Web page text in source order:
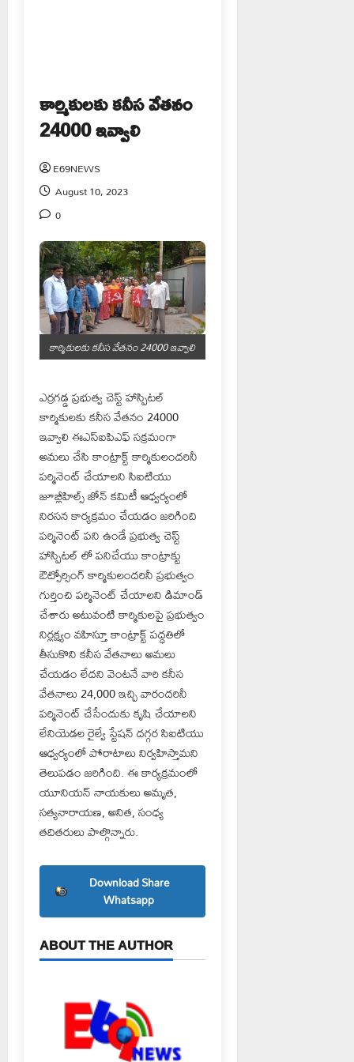
కార్మికులకు కనీస వేతనం
24000 ఇవ్వాలి
E69NEWS
August 10, 2023
0
కార్మికులకు కనీస వేతనం 24000 ఇవ్వాలి
ఎర్రగడ్డ ప్రభుత్వ చెస్ట్ హాస్పిటల్
కార్మికులకు కనీస వేతనం 24000
ఇవ్వాలి ఈఎస్ఐపిఎఫ్ సక్రమంగా
అమలు చేసి కాంట్రాక్ట్ కార్మికులందరినీ
పర్మినెంట్ చేయాలని సిఐటియు
జూబ్లీహిల్స్ జోన్ కమిటీ ఆధ్వర్యంలో
నిరసన కార్యక్రమం చేయడం జరిగింది
పర్మినెంట్ పని ఉండే ప్రభుత్వ చెస్ట్
హాస్పిటల్ లో పనిచేయు కాంట్రాక్టు
ఔట్సోర్సింగ్ కార్మికులందరినీ ప్రభుత్వం
గుర్తించి పర్మినెంట్ చేయాలని డిమాండ్
చేశారు అటువంటి కార్మికులపై ప్రభుత్వం
నిర్లక్ష్యం వహిస్తూ కాంట్రాక్ట్ పద్ధతిలో
తీసుకొని కనీస వేతనాలు అమలు
చేయడం లేదని వెంటనే వారి కనీస
వేతనాలు 24,000 ఇచ్చి వారందరినీ
పర్మినెంట్ చేసేందుకు కృషి చేయాలని
లేనియెడల రైల్వే స్టేషన్ దగ్గర సిఐటియు
ఆధ్వర్యంలో పోరాటాలు నిర్వహిస్తామని
తెలుపడం జరిగింది. ఈ కార్యక్రమంలో
యూనియన్ నాయకులు అమృత,
సత్యనారాయణ, అనిత, సంధ్య
తదితరులు పాల్గొన్నారు.
Download Share
Whatsapp
ABOUT THE AUTHOR